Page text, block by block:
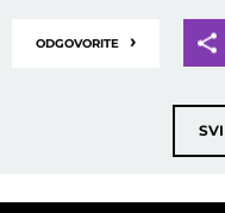
ODGOVORITE ›